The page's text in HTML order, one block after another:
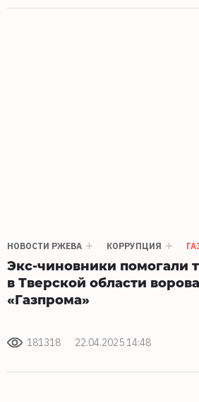
НОВОСТИ РЖЕВА КОРРУПЦИЯ
Экс-чиновники помогали
в Тверской области
«Газпрома»
181318 22.04.2025 14:48